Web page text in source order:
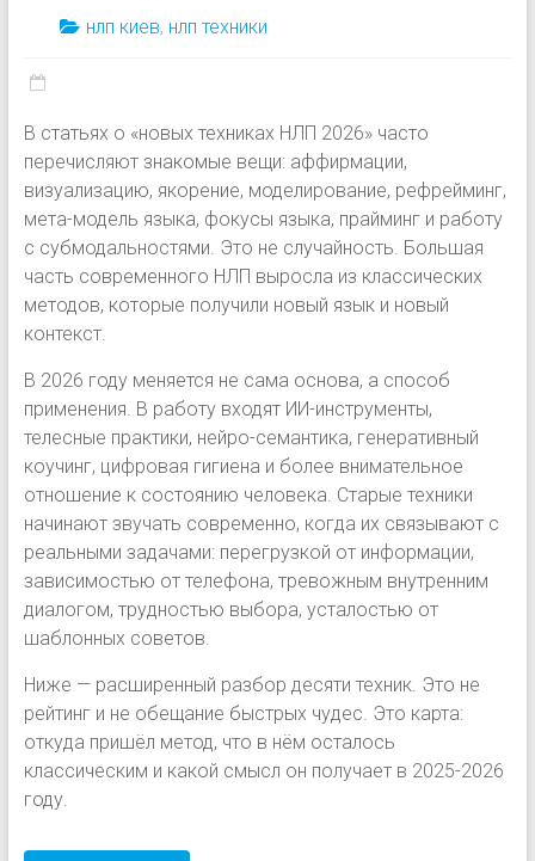
нлп киев, нлп техники
В статьях о «новых техниках НЛП 2026» часто
перечисляют знакомые вещи: аффирмации,
визуализацию, якорение, моделирование, рефрейминг,
мета-модель языка, фокусы языка, прайминг и работу
с субмодальностями. Это не случайность. Большая
часть современного НЛП выросла из классических
методов, которые получили новый язык и новый
контекст.
В 2026 году меняется не сама основа, а способ
применения. В работу входят ИИ-инструменты,
телесные практики, нейро-семантика, генеративный
коучинг, цифровая гигиена и более внимательное
отношение к состоянию человека. Старые техники
начинают звучать современно, когда их связывают с
реальными задачами: перегрузкой от информации,
зависимостью от телефона, тревожным внутренним
диалогом, трудностью выбора, усталостью от
шаблонных советов.
Ниже — расширенный разбор десяти техник. Это не
рейтинг и не обещание быстрых чудес. Это карта:
откуда пришёл метод, что в нём осталось
классическим и какой смысл он получает в 2025-2026
году.